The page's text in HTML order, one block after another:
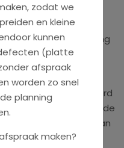
huidige Privacy
Verordening
de bescherming
verwerking van uw
Een verklaring werd
de Bescherming van de
de verwerking van
zodat we
en kleine
kunnen
(platte
afspraak
worden zo snel
planning
maken?